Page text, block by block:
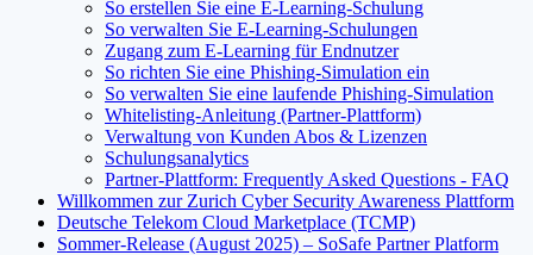
So erstellen Sie eine E-Learning-Schulung
So verwalten Sie E-Learning-Schulungen
Zugang zum E-Learning für Endnutzer
So richten Sie eine Phishing-Simulation ein
So verwalten Sie eine laufende Phishing-Simulation
Whitelisting-Anleitung (Partner-Plattform)
Verwaltung von Kunden Abos & Lizenzen
Schulungsanalytics
Partner-Plattform: Frequently Asked Questions - FAQ
Willkommen zur Zurich Cyber Security Awareness Plattform
Deutsche Telekom Cloud Marketplace (TCMP)
Sommer-Release (August 2025) – SoSafe Partner Platform